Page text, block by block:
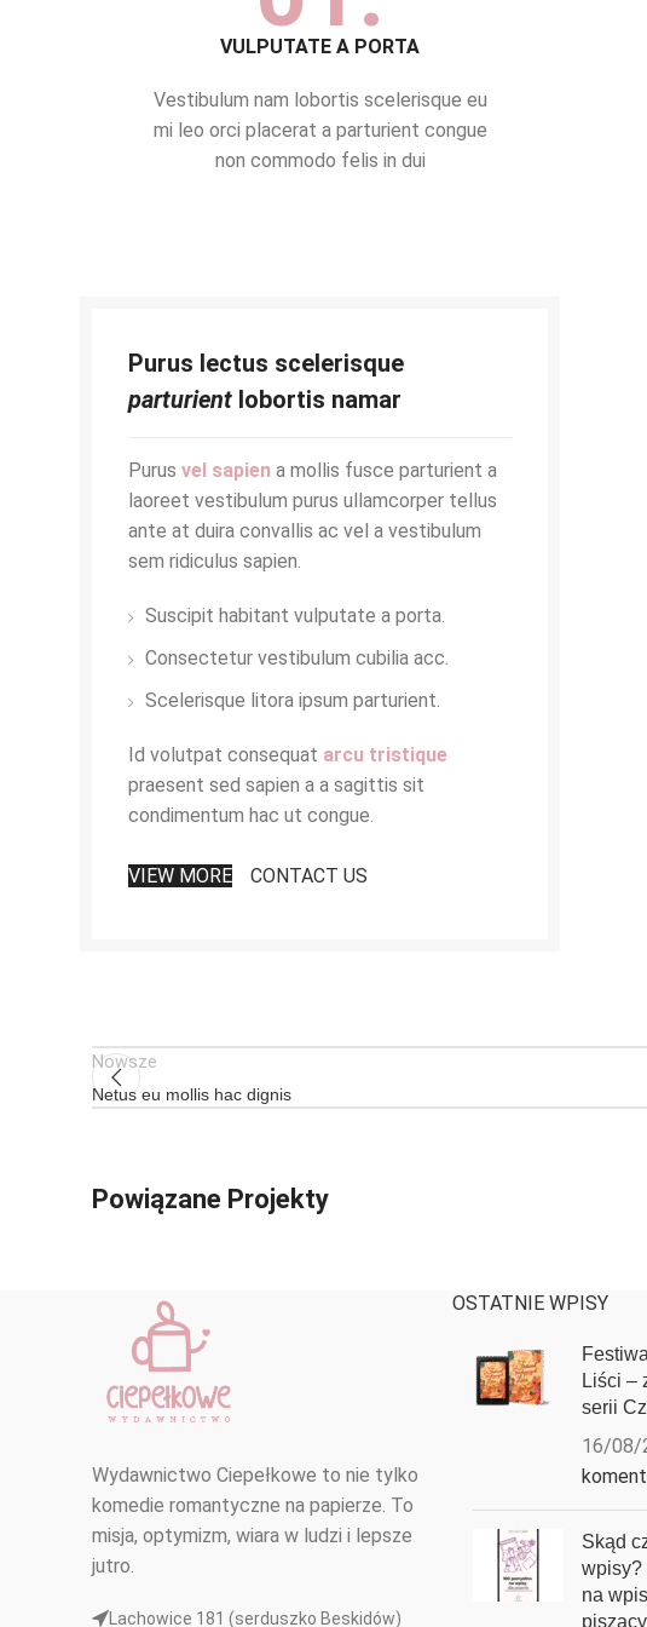
VULPUTATE A PORTA
Vestibulum nam lobortis scelerisque eu
mi leo orci placerat a parturient congue
non commodo felis in dui
Purus lectus scelerisque
parturient lobortis namar
Purus vel sapien a mollis fusce parturient a
laoreet vestibulum purus ullamcorper tellus
ante at duira convallis ac vel a vestibulum
sem ridiculus sapien.
Suscipit habitant vulputate a porta.
Consectetur vestibulum cubilia acc.
Scelerisque litora ipsum parturient.
Id volutpat consequat arcu tristique
praesent sed sapien a a sagittis sit
condimentum hac ut congue.
VIEW MORE CONTACT US
Nowsze
Netus eu mollis hac dignis
Powiązane Projekty
Rhoncus quisque sollicitudin
Wydawnictwo Ciepełkowe to nie tylko
komedie romantyczne na papierze. To
misja, optymizm, wiara w ludzi i lepsze
jutro.
Lachowice 181 (serduszko Beskidów)
OSTATNIE WPISY
Liści –
serii
16/08/
Skąd
wpisy?
na